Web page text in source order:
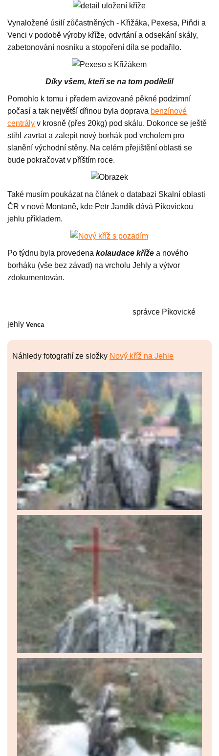
Vynaložené úsilí zůčastněných - Křižáka, Pexesa, Piňdi a
Venci v podobě výroby kříže, odvrtání a odsekání skály,
zabetonování nosníku a stopoření díla se podařilo.
Díky všem, kteří se na tom podíleli!
Pomohlo k tomu i předem avizované pěkné podzimní
počasí a tak největší dřinou byla doprava benzínové
centrály v krosně (přes 20kg) pod skálu. Dokonce se ještě
stihl zavrtat a zalepit nový borhák pod vrcholem pro
slanění východní stěny. Na celém přejištění oblasti se
bude pokračovat v příštím roce.
Také musím poukázat na článek o databazi Skalní oblasti
ČR v nové Montaně, kde Petr Jandík dává Píkovickou
jehlu příkladem.
Po týdnu byla provedena kolaudace kříže a nového
borháku (vše bez závad) na vrcholu Jehly a výtvor
zdokumentován.
správce Píkovické
jehly Venca
Náhledy fotografií ze složky Nový kříž na Jehle